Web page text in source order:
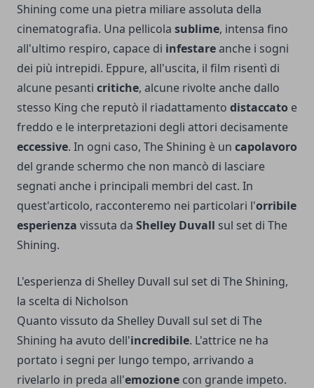
Shining come una pietra miliare assoluta della
cinematografia. Una pellicola sublime, intensa fino
all'ultimo respiro, capace di infestareanche i sogni
dei più intrepidi. Eppure, all'uscita, il film risentì di
alcune pesanti critiche, alcune rivolte anche dallo
stesso King che reputò il riadattamento distaccato e
freddo e le interpretazioni degli attori decisamente
eccessive. In ogni caso, The Shining è un capolavoro
del grande schermo che non mancò di lasciare
segnati anche i principali membri del cast. In
quest'articolo, racconteremo nei particolari l'orribile
esperienza vissuta da Shelley Duvall sul set di The
Shining.
L'esperienza di Shelley Duvall sul set di The Shining,
la scelta di Nicholson
Quanto vissuto da Shelley Duvall sul set di The
Shining ha avuto dell'incredibile. L'attrice ne ha
portato i segni per lungo tempo, arrivando a
rivelarlo in preda all'emozione con grande impeto.